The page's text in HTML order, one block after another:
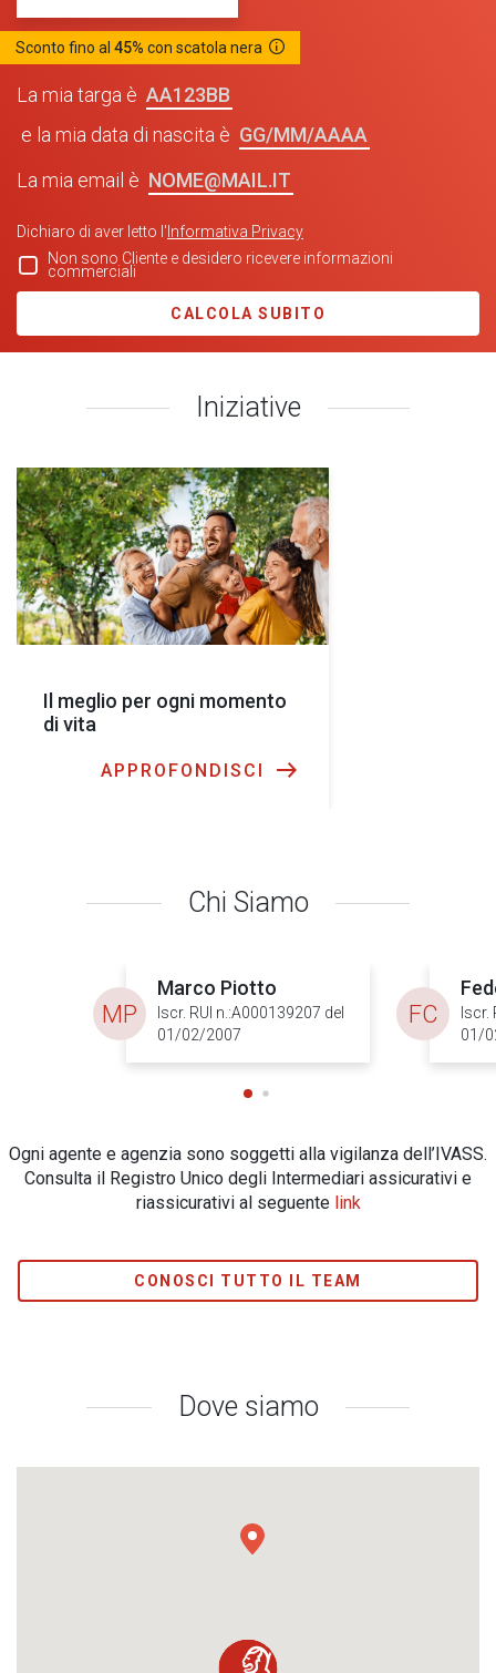
Sconto fino al 45% con scatola nera
La mia targa è
AA123BB
e la mia data di nascita è
GG/MM/AAAA
La mia email è NOME@MAIL.IT
Dichiaro di aver letto l' Informativa Privacy
Non sono Cliente e desidero ricevere informazioni
commerciali
CALCOLA SUBITO
Iniziative
Il meglio per ogni momento
di vita
APPROFONDISCI
Chi Siamo
Marco Piotto
Iscr. RUI n.:A000139207 del
01/02/2007
MP
Iscr.
01/
FC
Ogni agente e agenzia sono soggetti alla vigilanza dell’IVASS.
Consulta il Registro Unico degli Intermediari assicurativi e
riassicurativi al seguente link
CONOSCI TUTTO IL TEAM
Dove siamo